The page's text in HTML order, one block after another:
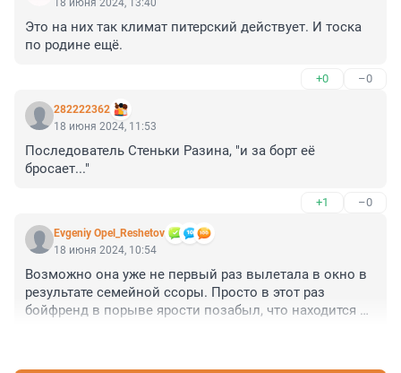
18 июня 2024, 13:40
Это на них так климат питерский действует. И тоска
по родине ещё.
+0 –0
282222362
18 июня 2024, 11:53
Последователь Стеньки Разина, "и за борт её
бросает..."
+1 –0
Evgeniy Opel_Reshetov
18 июня 2024, 10:54
Возможно она уже не первый раз вылетала в окно в
результате семейной ссоры. Просто в этот раз
бойфренд в порыве ярости позабыл, что находится в